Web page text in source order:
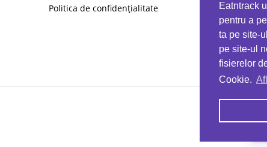
Eatntrack
pentru a
ta pe site-
pe site-ul
fisierelor
Cookie.
Politica de confidențialitate
PROTO41
reducere la orice comandă
EATNTRACK